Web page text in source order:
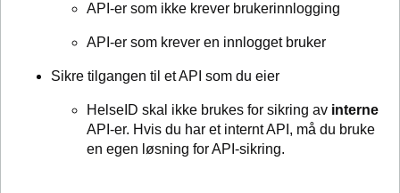
API-er som ikke krever brukerinnlogging
API-er som krever en innlogget bruker
Sikre tilgangen til et API som du eier
HelseID skal ikke brukes for sikring av interne
API-er. Hvis du har et internt API, må du bruke
en egen løsning for API-sikring.